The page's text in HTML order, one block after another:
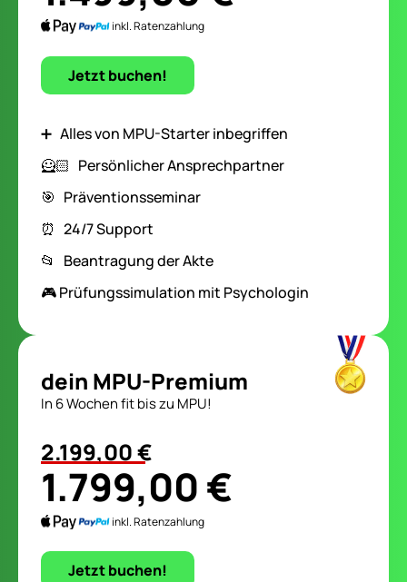
inkl. Ratenzahlung
Jetzt buchen!
➕ Alles von MPU-Starter inbegriffen
🦸🏻‍️ Persönlicher Ansprechpartner
🎯 Präventionsseminar
⏰ 24/7 Support
📂 Beantragung der Akte
🎮 Prüfungssimulation mit Psychologin
dein MPU-Premium
In 6 Wochen fit bis zu MPU!
2.199,00 €
1.799,00 €
inkl. Ratenzahlung
Jetzt buchen!